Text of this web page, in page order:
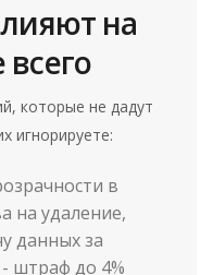
на
которые не дадут
игнорируете:
в
на удаление,
данных за
штраф до 4%